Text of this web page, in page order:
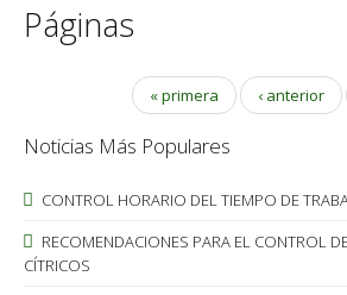
Páginas
« primera ‹ anterior
Noticias Más Populares
CONTROL HORARIO DEL TIEMPO DE
RECOMENDACIONES PARA EL CONTROL
CÍTRICOS